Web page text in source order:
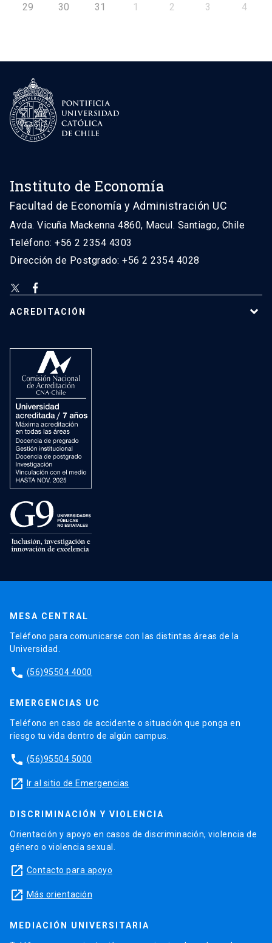
29 30 31 1 2 3 4
Instituto de Economía
Facultad de Economía y Administración UC
Avda. Vicuña Mackenna 4860, Macul. Santiago, Chile
Teléfono: +56 2 2354 4303
Dirección de Postgrado: +56 2 2354 4028
ACREDITACIÓN
MESA CENTRAL
Teléfono para comunicarse con las distintas áreas de la
Universidad.
phone (56)95504 4000
EMERGENCIAS UC
Teléfono en caso de accidente o situación que ponga en
riesgo tu vida dentro de algún campus.
phone (56)95504 5000
launch Ir al sitio de Emergencias
DISCRIMINACIÓN Y VIOLENCIA
Orientación y apoyo en casos de discriminación, violencia de
género o violencia sexual.
launch Contacto para apoyo
launch Más orientación
MEDIACIÓN UNIVERSITARIA